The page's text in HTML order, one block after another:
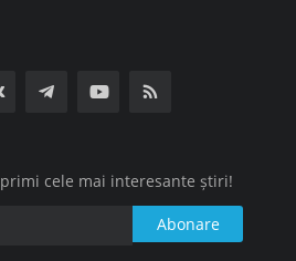
cele mai interesante știri!
Abonare